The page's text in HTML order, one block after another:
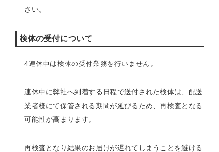
さい。
検体の受付について
4連休中は検体の受付業務を行いません。
連休中に弊社へ到着する日程で送付された検体は、配送
業者様にて保管される期間が延びるため、再検査となる
可能性が高まります。
再検査となり結果のお届けが遅れてしまうことを避ける